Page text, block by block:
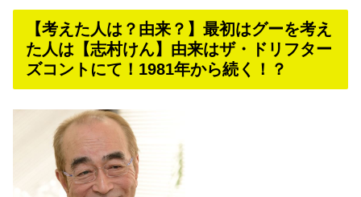
【考えた人は？由来？】最初はグーを考え
た人は【志村けん】由来はザ・ドリフター
ズコントにて！1981年から続く！？